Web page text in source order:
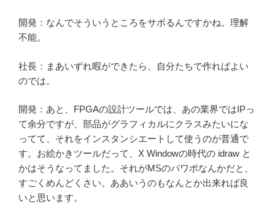
開発：なんでそういうところをサボるんですかね。理解
不能。
社長：まあいずれ暇ができたら、自分たちで作ればよい
のでは。
開発：あと、FPGAの設計ツールでは、あの業界ではIPっ
て余分ですが、部品がグラフィカルにクラスみたいにな
ってて、それをインスタンシエートして使うのが普通で
す。お絵かきツールだって、X Windowの時代の idraw と
かはそうなってました。それがMSのパワポなんかだと、
すごくめんどくさい。ああいうのもなんとか出来れば良
いと思います。